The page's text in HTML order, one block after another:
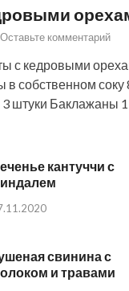
Оставьте комментарий
с кедровыми
в собственном соку
3 штуки Баклажаны 1
кантуччи с
свинина с
и травами